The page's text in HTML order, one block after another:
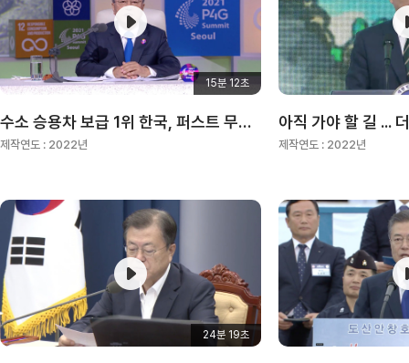
15분 12초
수소 승용차 보급 1위 한국, 퍼스트 무버 되다
제작연도 : 2022년 제작연도 : 2022년
24분 19초